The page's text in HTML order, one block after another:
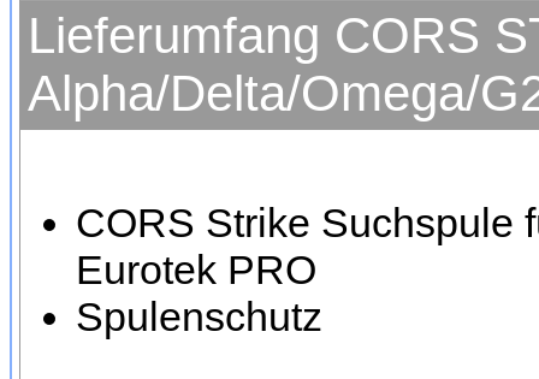
Lieferumfang CORS
Alpha/Delta/Omega/
CORS Strike Suchspule
Eurotek PRO
Spulenschutz